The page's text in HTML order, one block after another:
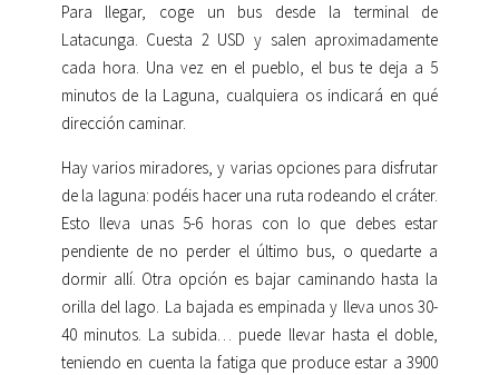
Para llegar, coge un bus desde la terminal de
Latacunga. Cuesta 2 USD y salen aproximadamente
cada hora. Una vez en el pueblo, el bus te deja a 5
minutos de la Laguna, cualquiera os indicará en qué
dirección caminar.
Hay varios miradores, y varias opciones para disfrutar
de la laguna: podéis hacer una ruta rodeando el cráter.
Esto lleva unas 5-6 horas con lo que debes estar
pendiente de no perder el último bus, o quedarte a
dormir allí. Otra opción es bajar caminando hasta la
orilla del lago. La bajada es empinada y lleva unos 30-
40 minutos. La subida… puede llevar hasta el doble,
teniendo en cuenta la fatiga que produce estar a 3900